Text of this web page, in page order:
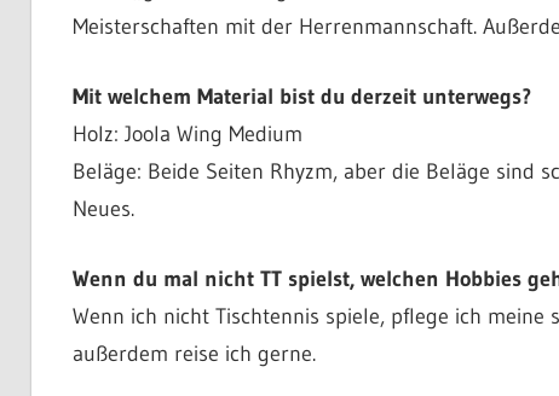
Meisterschaften mit der Herrenmannschaft.
Mit welchem Material bist du derzeit unterwegs?
Holz: Joola Wing Medium
Beläge: Beide Seiten Rhyzm, aber die Beläge sind
Neues.
Wenn du mal nicht TT spielst, welchen Hobbies
Wenn ich nicht Tischtennis spiele, pflege ich
außerdem reise ich gerne.